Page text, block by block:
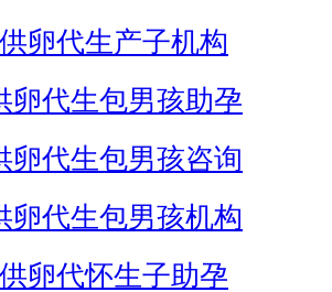
卵代生产子机构
卵代生包男孩助孕
卵代生包男孩咨询
卵代生包男孩机构
卵代怀生子助孕